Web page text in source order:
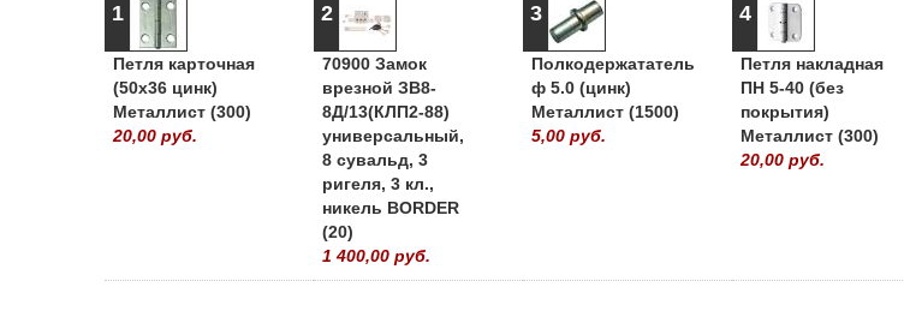
1
Петля карточная
(50х36 цинк)
Металлист (300)
20,00 руб.
2
70900 Замок
врезной ЗВ8-
8Д/13(КЛП2-88)
универсальный,
8 сувальд, 3
ригеля, 3 кл.,
никель BORDER
(20)
1 400,00 руб.
3
Полкодержататель
ф 5.0 (цинк)
Металлист (1500)
5,00 руб.
4
Петля накладная
ПН 5-40 (без
покрытия)
Металлист (300)
20,00 руб.